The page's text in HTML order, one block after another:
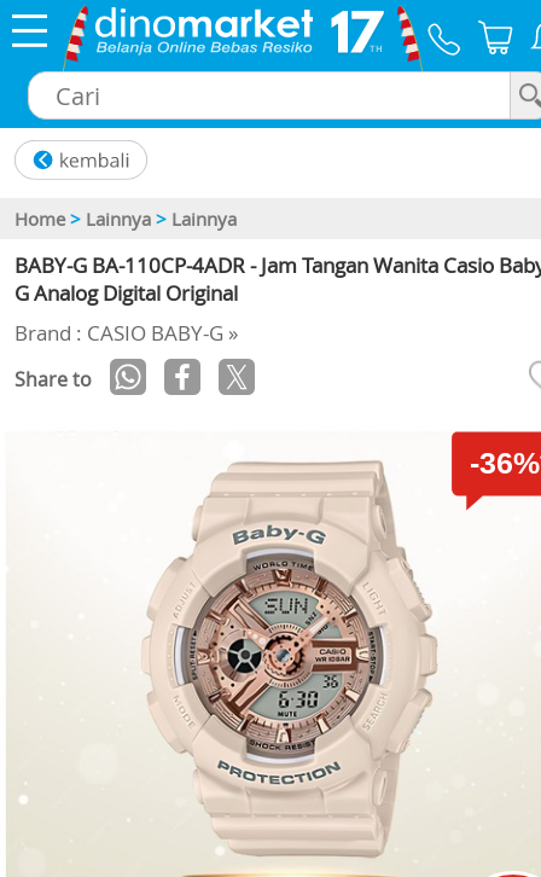
Home > Lainnya > Lainnya
BABY-G BA-110CP-4ADR - Jam Tangan Wanita Casio
G Analog Digital Original
Brand : CASIO BABY-G »
Share to
-